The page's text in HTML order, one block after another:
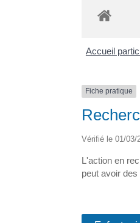
Accueil
Fiche pratique
Vérifié le 01/03/
L'action en
peut avoir